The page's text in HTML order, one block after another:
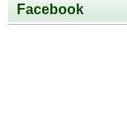
Facebook